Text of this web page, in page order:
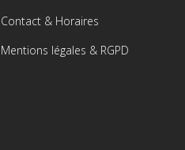
Contact & Horaires
Mentions légales & RGPD